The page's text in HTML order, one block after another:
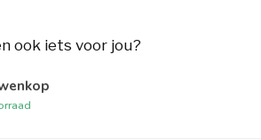
ook iets voor jou?